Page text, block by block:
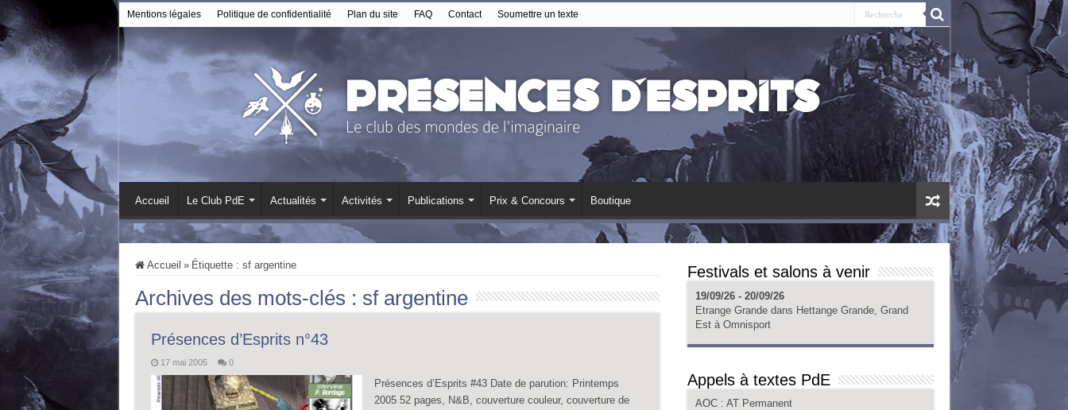
Mentions légales Politique de confidentialité Plan du site FAQ Contact Soumettre un texte
Accueil Le Club PdE Actualités Activités Publications Prix & Concours Boutique
Accueil » Étiquette : sf argentine
Archives des mots-clés : sf argentine
Présences d’Esprits n°43
17 mai 2005 0
Présences d’Esprits #43 Date de parution: Printemps
2005 52 pages, N&B, couverture couleur, couverture de
Festivals et salons à venir
19/09/26 - 20/09/26
Etrange Grande dans Hettange Grande, Grand
Est à Omnisport
Appels à textes PdE
AOC : AT Permanent